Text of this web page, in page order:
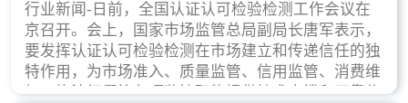
行业新闻-日前，全国认证认可检验检测工作会议在
京召开。会上，国家市场监管总局副局长唐军表示，
要发挥认证认可检验检测在市场建立和传递信任的独
特作用，为市场准入、质量监管、信用监管、消费维
权、执法打假等各项监管职能提供技术支撑和可靠依